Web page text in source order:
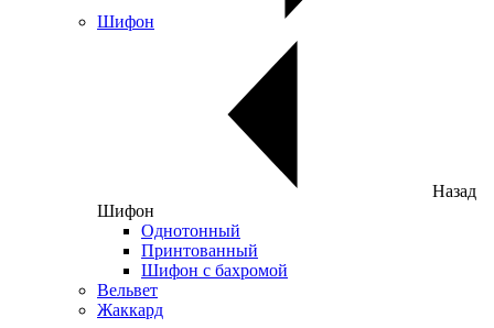
Шифон
Назад
Шифон
Однотонный
Принтованный
Шифон с бахромой
Вельвет
Жаккард